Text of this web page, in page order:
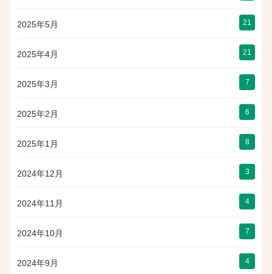
2025年5月 21
2025年4月 21
2025年3月 7
2025年2月 6
2025年1月 8
2024年12月 3
2024年11月 4
2024年10月 7
2024年9月 4